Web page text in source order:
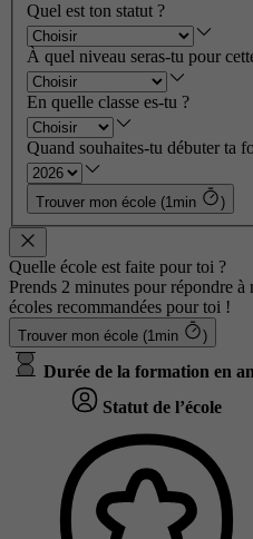
Quel est ton statut ?
À quel niveau seras-tu pour
En quelle classe es-tu ?
Quand souhaites-tu débuter ta
Trouver mon école (1min )
Quelle école est faite pour toi ?
Prends 2 minutes pour répondre
écoles recommandées pour toi !
Trouver mon école (1min )
Durée de la formation en
Statut de l’école